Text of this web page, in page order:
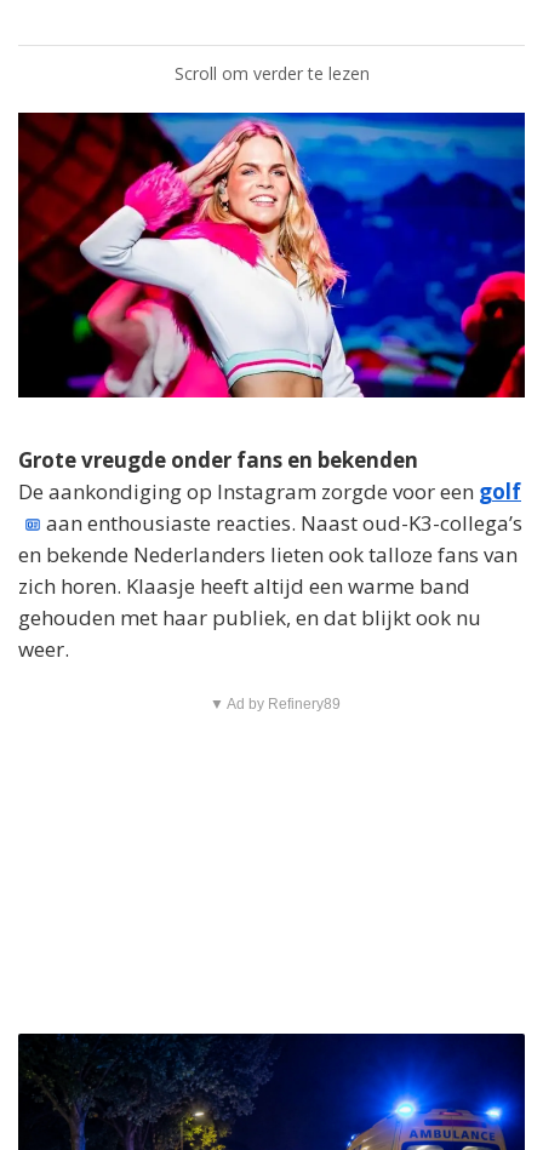
Scroll om verder te lezen
Grote vreugde onder fans en bekenden
De aankondiging op Instagram zorgde voor een golf
aan enthousiaste reacties. Naast oud-K3-collega’s
en bekende Nederlanders lieten ook talloze fans van
zich horen. Klaasje heeft altijd een warme band
gehouden met haar publiek, en dat blijkt ook nu
weer.
▼ Ad by Refinery89